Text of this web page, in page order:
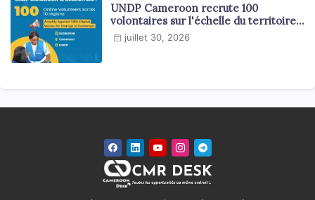
UNDP Cameroon recrute 100
volontaires sur l'échelle du territoire
national
juillet 30, 2026